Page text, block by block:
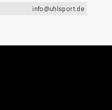
info@uhlsport.de